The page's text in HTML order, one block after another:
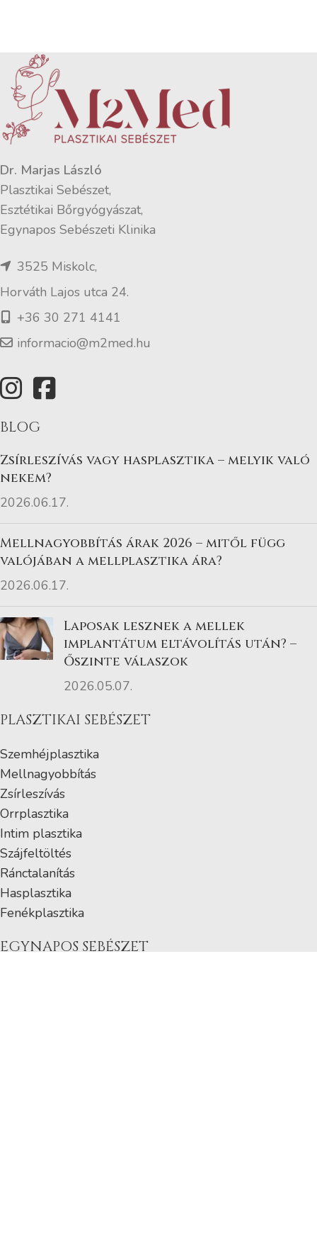
Dr. Marjas László
Plasztikai Sebészet,
Esztétikai Bőrgyógyászat,
Egynapos Sebészeti Klinika
3525 Miskolc,
Horváth Lajos utca 24.
+36 30 271 4141
informacio@m2med.hu
BLOG
Zsírleszívás vagy hasplasztika – melyik való
nekem?
2026.06.17.
Mellnagyobbítás árak 2026 – mitől függ
valójában a mellplasztika ára?
2026.06.17.
Laposak lesznek a mellek
implantátum eltávolítás után? –
Őszinte válaszok
2026.05.07.
PLASZTIKAI SEBÉSZET
Szemhéjplasztika
Mellnagyobbítás
Zsírleszívás
Orrplasztika
Intim plasztika
Szájfeltöltés
Ránctalanítás
Hasplasztika
Fenékplasztika
EGYNAPOS SEBÉSZET